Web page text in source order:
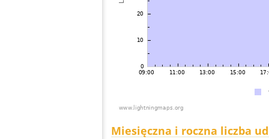
Miesięczna i roczna liczba